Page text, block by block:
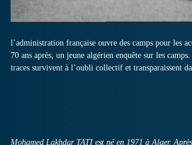
l’administration française ouvre des camps pour les
70 ans après, un jeune algérien enquête sur les
traces survivent à l’oubli collectif et transparaissent
Mohamed Lakhdar TATI est né en 1971 à Alger.